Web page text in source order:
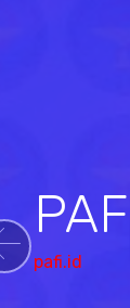
pafi.id